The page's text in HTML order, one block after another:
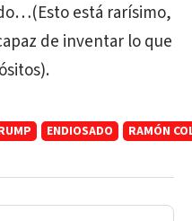
está rarísimo,
de inventar lo que
ENDIOSADO RAMÓN